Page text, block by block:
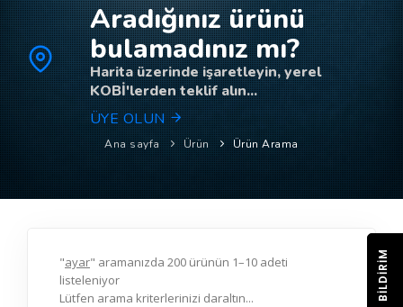
FIRMALAR
ÜRÜNLER
NASIL ÇALIŞIR?
YARDIM
Aradığınız ürünü
bulamadınız mı?
Harita üzerinde işaretleyin, yerel
KOBİ'lerden teklif alın...
ÜYE OLUN
Ana sayfa Ürün Ürün Arama
"ayar" aramanızda 200 ürünün 1–10 adeti
listeleniyor
Lütfen arama kriterlerinizi daraltın...
BILDIRIM